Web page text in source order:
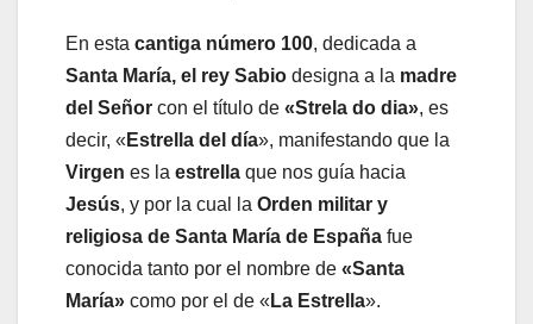
En esta cantiga número 100, dedicada a
Santa María, el rey Sabio designa a la madre
del Señor con el título de «Strela do dia», es
decir, « Estrella del día», manifestando que la
Virgen es la estrella que nos guía hacia
Jesús, y por la cual la Orden militar y
religiosa de Santa María de España fue
conocida tanto por el nombre de «Santa
María» como por el de « La Estrella».